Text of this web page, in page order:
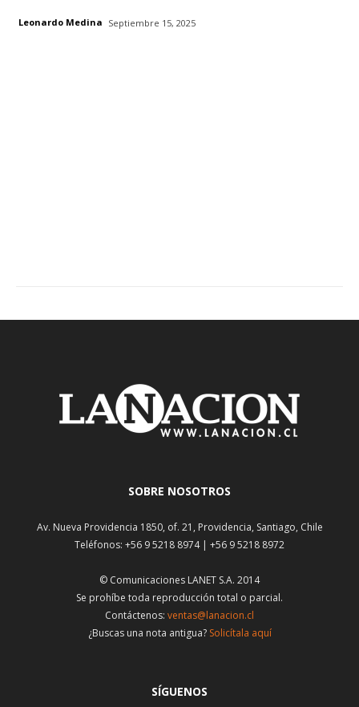
Leonardo Medina Septiembre 15, 2025
SOBRE NOSOTROS
Av. Nueva Providencia 1850, of. 21, Providencia, Santiago, Chile
Teléfonos: +56 9 5218 8974 | +56 9 5218 8972
© Comunicaciones LANET S.A. 2014
Se prohíbe toda reproducción total o parcial.
Contáctenos: ventas@lanacion.cl
¿Buscas una nota antigua? Solicítala aquí
SÍGUENOS